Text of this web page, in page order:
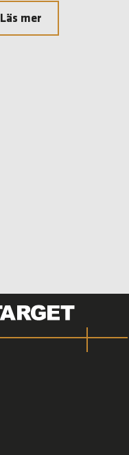
Läs mer